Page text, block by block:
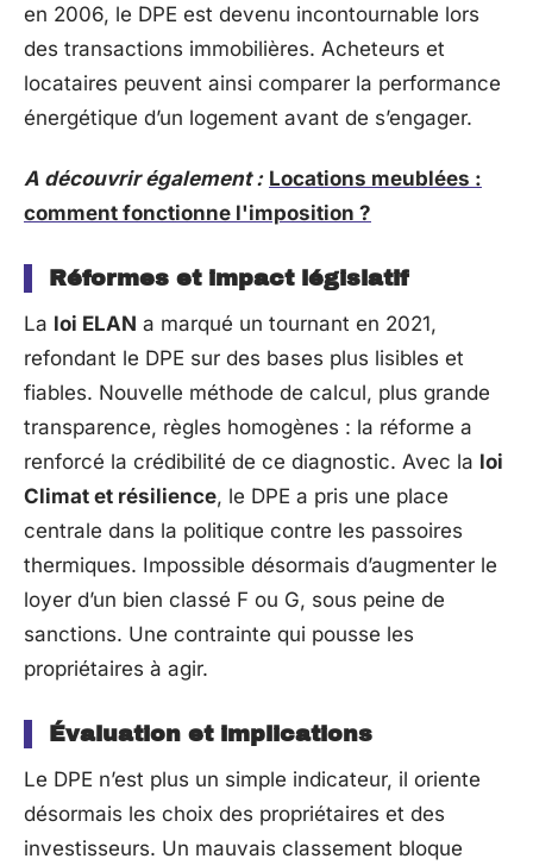
en 2006, le DPE est devenu incontournable lors
des transactions immobilières. Acheteurs et
locataires peuvent ainsi comparer la performance
énergétique d’un logement avant de s’engager.
A découvrir également : Locations meublées :
comment fonctionne l'imposition ?
Réformes et impact législatif
La loi ELAN a marqué un tournant en 2021,
refondant le DPE sur des bases plus lisibles et
fiables. Nouvelle méthode de calcul, plus grande
transparence, règles homogènes : la réforme a
renforcé la crédibilité de ce diagnostic. Avec la loi
Climat et résilience, le DPE a pris une place
centrale dans la politique contre les passoires
thermiques. Impossible désormais d’augmenter le
loyer d’un bien classé F ou G, sous peine de
sanctions. Une contrainte qui pousse les
propriétaires à agir.
Évaluation et implications
Le DPE n’est plus un simple indicateur, il oriente
désormais les choix des propriétaires et des
investisseurs. Un mauvais classement bloque